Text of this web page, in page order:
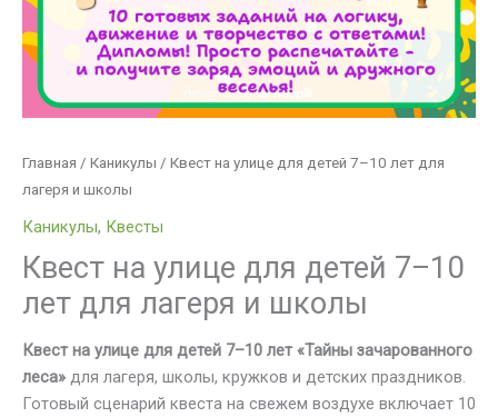
Главная / Каникулы / Квест на улице для детей 7–10 лет для
лагеря и школы
Каникулы, Квесты
Квест на улице для детей 7–10
лет для лагеря и школы
Квест на улице для детей 7–10 лет «Тайны зачарованного
леса» для лагеря, школы, кружков и детских праздников.
Готовый сценарий квеста на свежем воздухе включает 10